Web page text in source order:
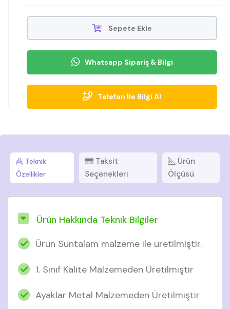
Sepete Ekle
Whatsapp Sipariş & Bilgi
Telefon İle Bilgi Al
Teknik
Özellikler
Taksit
Seçenekleri
Ürün
Ölçüsü
Ürün Hakkında Teknik Bilgiler
Ürün Suntalam malzeme ile üretilmiştir.
1. Sınıf Kalite Malzemeden Üretilmiştir
Ayaklar Metal Malzemeden Üretilmiştir